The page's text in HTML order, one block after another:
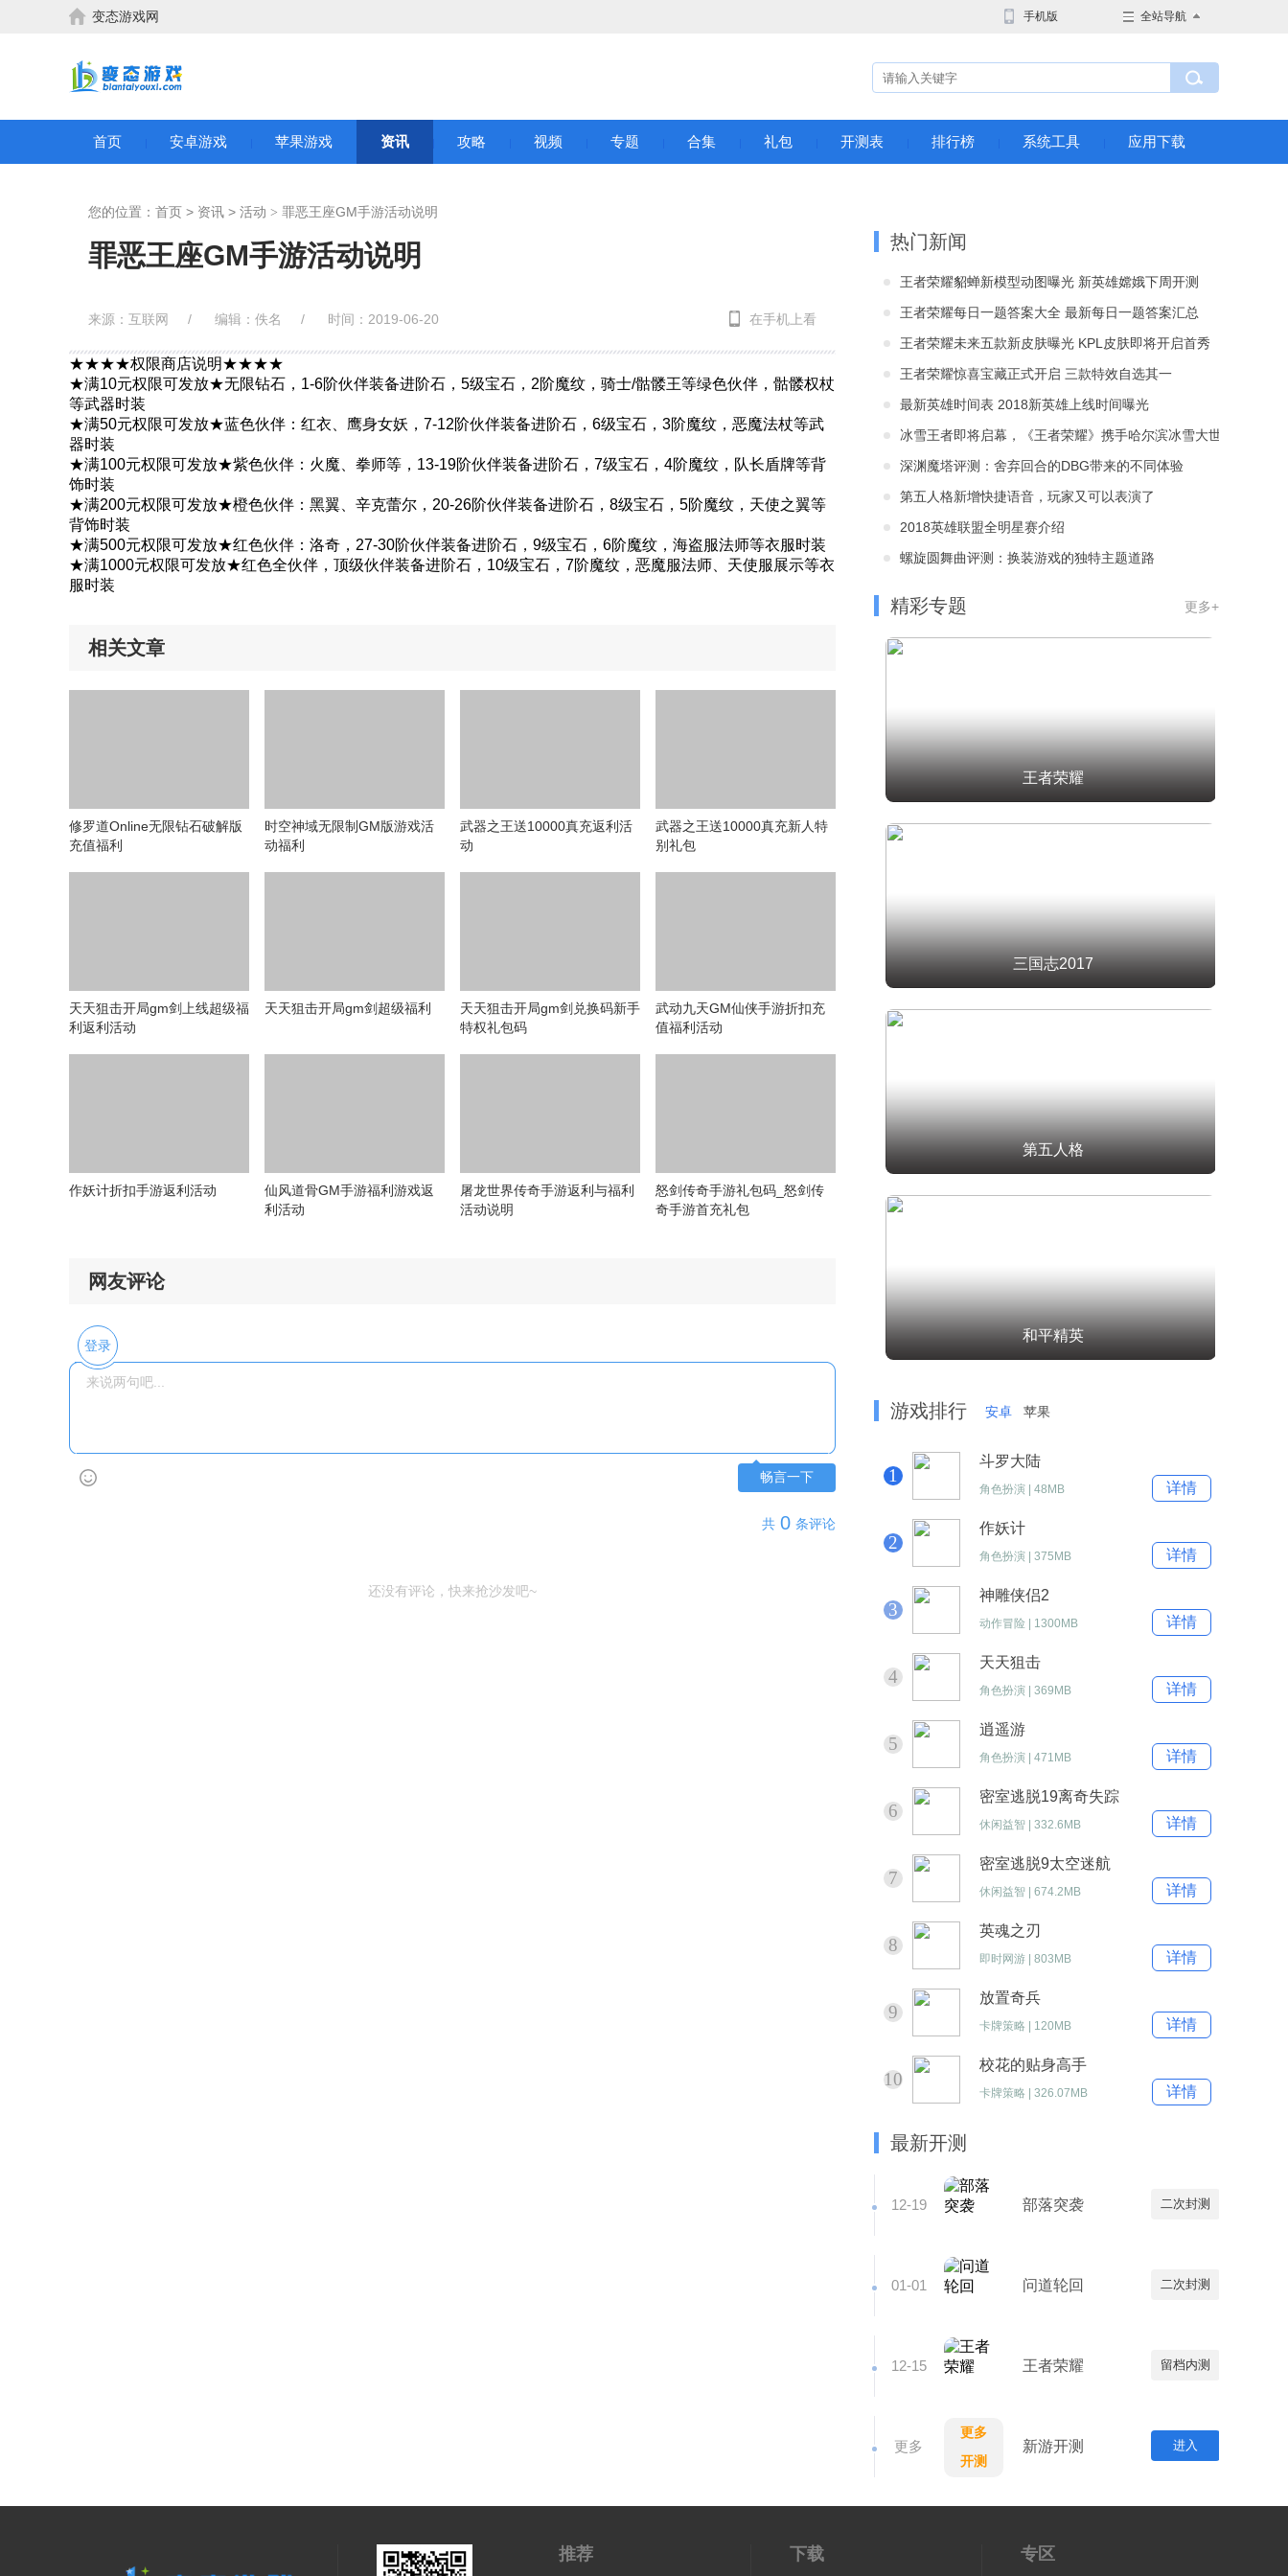
变态游戏网 手机版 全站导航
首页 安卓游戏 苹果游戏 资讯 攻略 视频 专题 合集 礼包 开测表 排行榜 系统工具 应用下载
您的位置： 首页 > 资讯 > 活动 > 罪恶王座GM手游活动说明
罪恶王座GM手游活动说明
来源：互联网 / 编辑：佚名 / 时间：2019-06-20 在手机上看
★★★★权限商店说明★★★★
★满10元权限可发放★无限钻石，1-6阶伙伴装备进阶石，5级宝石，2阶魔纹，骑士/骷髅王等绿色伙伴，骷髅权杖
等武器时装
★满50元权限可发放★蓝色伙伴：红衣、鹰身女妖，7-12阶伙伴装备进阶石，6级宝石，3阶魔纹，恶魔法杖等武
器时装
★满100元权限可发放★紫色伙伴：火魔、拳师等，13-19阶伙伴装备进阶石，7级宝石，4阶魔纹，队长盾牌等背
饰时装
★满200元权限可发放★橙色伙伴：黑翼、辛克蕾尔，20-26阶伙伴装备进阶石，8级宝石，5阶魔纹，天使之翼等
背饰时装
★满500元权限可发放★红色伙伴：洛奇，27-30阶伙伴装备进阶石，9级宝石，6阶魔纹，海盗服法师等衣服时装
★满1000元权限可发放★红色全伙伴，顶级伙伴装备进阶石，10级宝石，7阶魔纹，恶魔服法师、天使服展示等衣
服时装
相关文章
修罗道Online无限钻石破解版
充值福利
时空神域无限制GM版游戏活
动福利
武器之王送10000真充返利活
动
武器之王送10000真充新人特
别礼包
天天狙击开局gm剑上线超级福
利返利活动
天天狙击开局gm剑超级福利
天天狙击开局gm剑兑换码新手
特权礼包码
武动九天GM仙侠手游折扣充
值福利活动
作妖计折扣手游返利活动
仙风道骨GM手游福利游戏返
利活动
屠龙世界传奇手游返利与福利
活动说明
怒剑传奇手游礼包码_怒剑传
奇手游首充礼包
网友评论
登录
畅言一下
共 0 条评论
还没有评论，快来抢沙发吧~
热门新闻
王者荣耀貂蝉新模型动图曝光 新英雄嫦娥下周开测
王者荣耀每日一题答案大全 最新每日一题答案汇总
王者荣耀未来五款新皮肤曝光 KPL皮肤即将开启首秀
王者荣耀惊喜宝藏正式开启 三款特效自选其一
最新英雄时间表 2018新英雄上线时间曝光
深渊魔塔评测：舍弃回合的DBG带来的不同体验
第五人格新增快捷语音，玩家又可以表演了
2018英雄联盟全明星赛介绍
螺旋圆舞曲评测：换装游戏的独特主题道路
精彩专题 更多+
王者荣耀
三国志2017
第五人格
和平精英
游戏排行 安卓 苹果
1
斗罗大陆
角色扮演 48MB 详情
2
作妖计
角色扮演 375MB 详情
3
神雕侠侣2
动作冒险 1300MB 详情
4
天天狙击
角色扮演 369MB 详情
5
逍遥游
角色扮演 471MB 详情
6
密室逃脱19离奇失踪
休闲益智 332.6MB 详情
7
密室逃脱9太空迷航
休闲益智 674.2MB 详情
8
英魂之刃
即时网游 803MB 详情
9
放置奇兵
卡牌策略 120MB 详情
10
校花的贴身高手
卡牌策略 326.07MB 详情
最新开测
12-19 部落突袭 二次封测
01-01 问道轮回 二次封测
12-15 王者荣耀 留档内测
更多
更多
开测
新游开测 进入
推荐 下载 专区